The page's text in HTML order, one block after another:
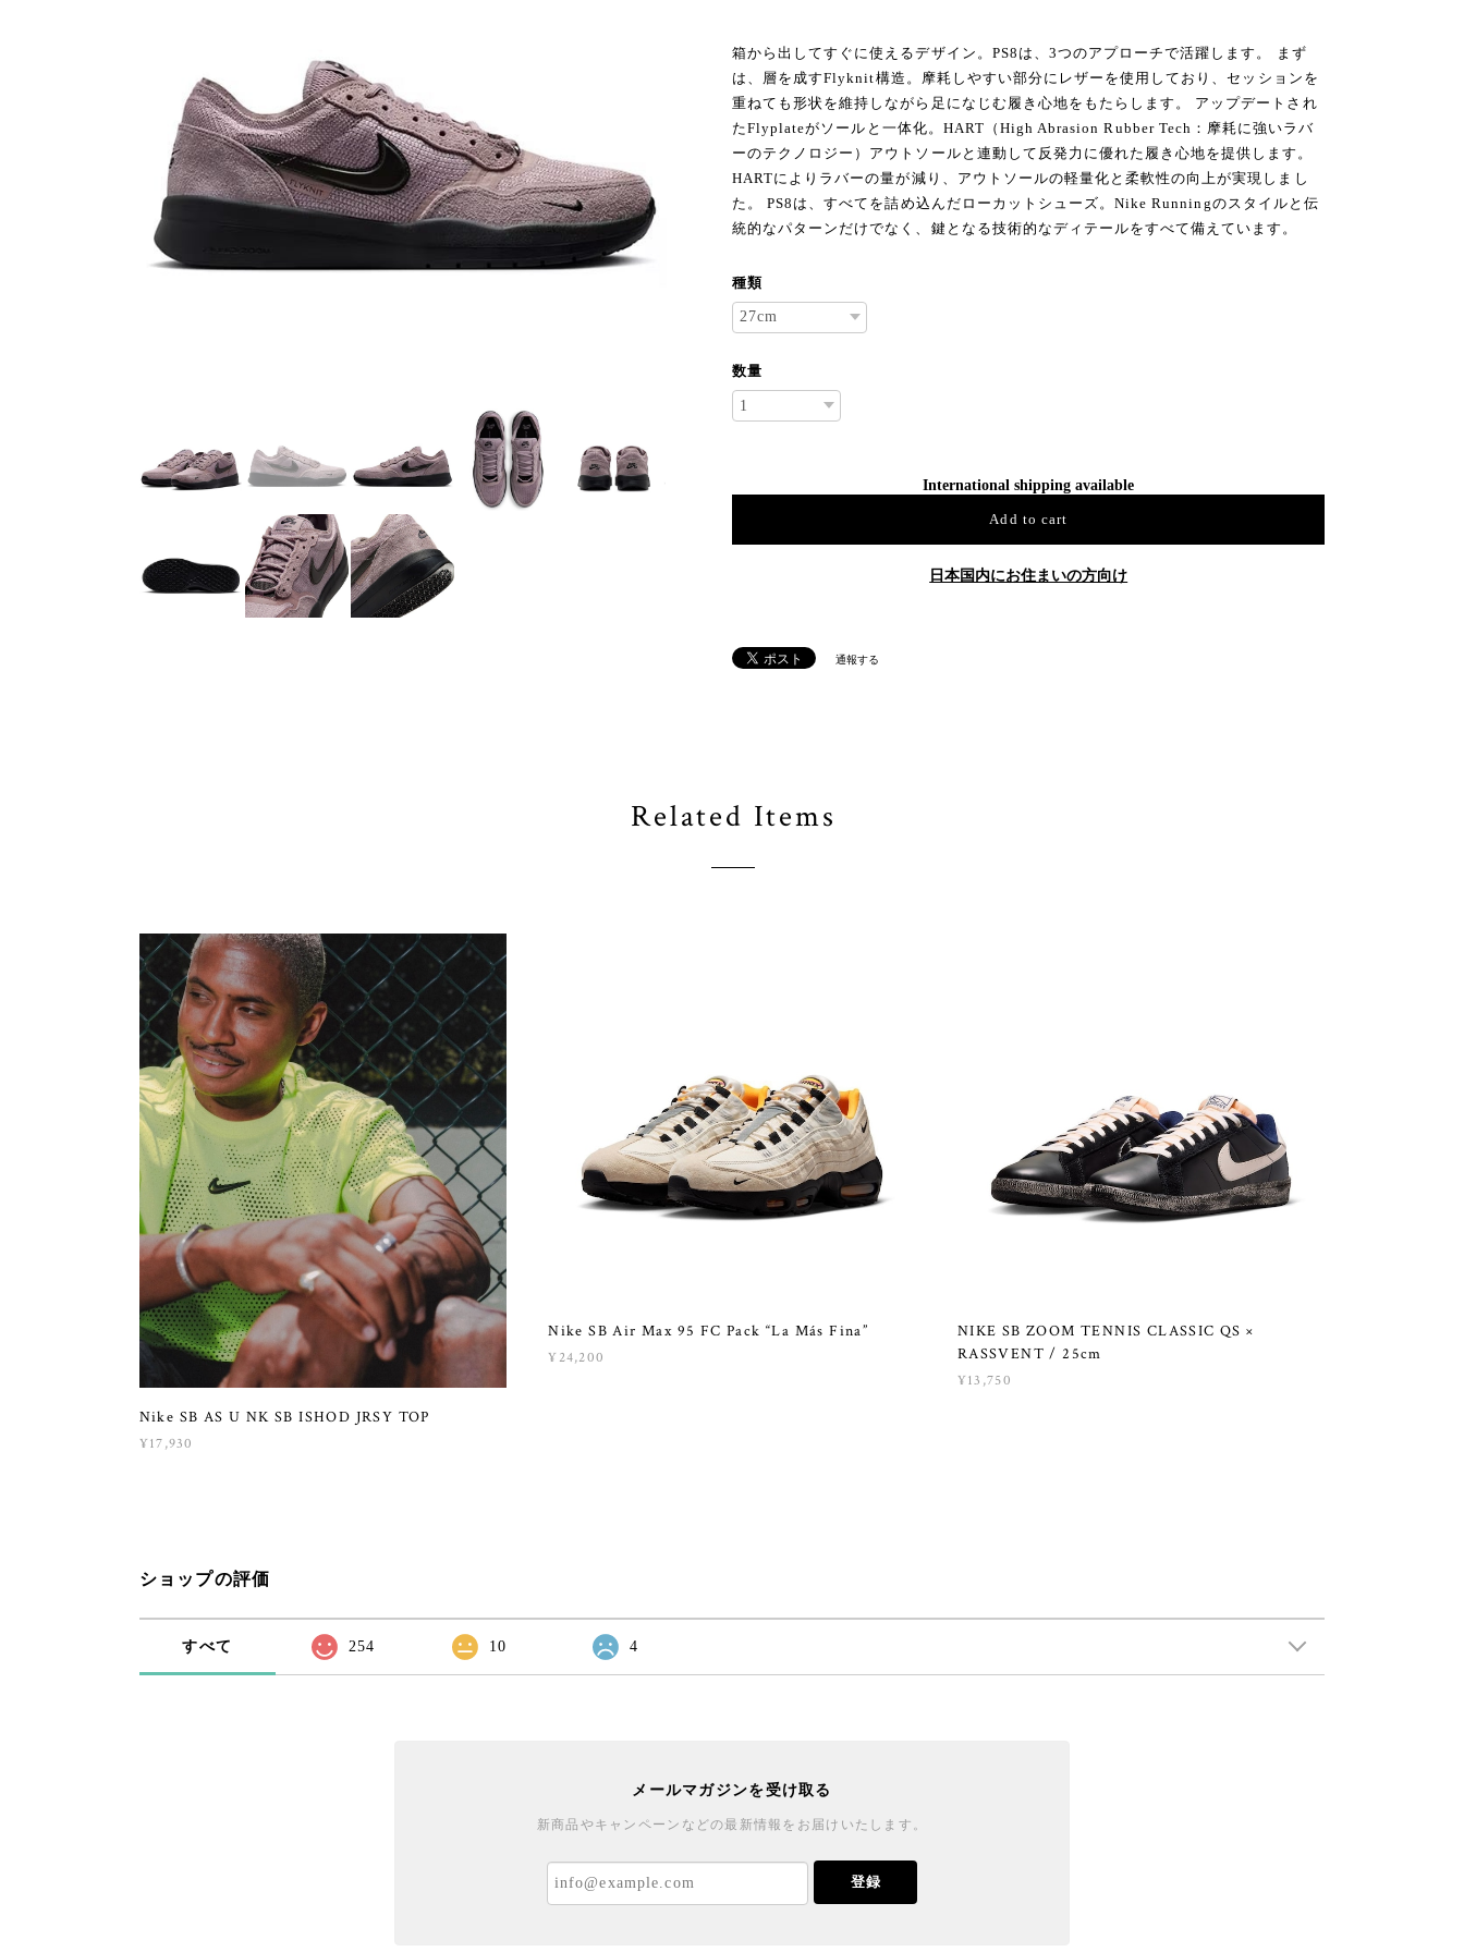
箱から出してすぐに使えるデザイン。PS8は、3つのアプローチで活躍します。 まず
は、層を成すFlyknit構造。摩耗しやすい部分にレザーを使用しており、セッションを
重ねても形状を維持しながら足になじむ履き心地をもたらします。 アップデートされ
たFlyplateがソールと一体化。HART（High Abrasion Rubber Tech：摩耗に強いラバ
ーのテクノロジー）アウトソールと連動して反発力に優れた履き心地を提供します。
HARTによりラバーの量が減り、アウトソールの軽量化と柔軟性の向上が実現しまし
た。 PS8は、すべてを詰め込んだローカットシューズ。Nike Runningのスタイルと伝
統的なパターンだけでなく、鍵となる技術的なディテールをすべて備えています。
種類
数量
International shipping available
Add to cart
日本国内にお住まいの方向け
通報する
Related Items
Nike SB AS U NK SB ISHOD JRSY TOP
¥17,930
Nike SB Air Max 95 FC Pack “La Más Fina”
¥24,200
NIKE SB ZOOM TENNIS CLASSIC QS ×
RASSVENT / 25cm
¥13,750
ショップの評価
すべて 254 10 4
メールマガジンを受け取る
新商品やキャンペーンなどの最新情報をお届けいたします。
登録